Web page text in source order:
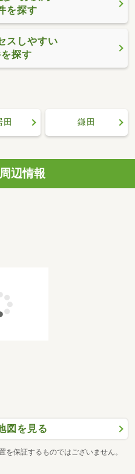
を探す
スしやすい
探す
田 鎌田
辺情報
図を見る
保証するものではございません。